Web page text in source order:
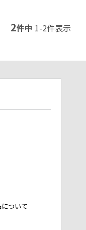
2件中 1-2件表示
ついて